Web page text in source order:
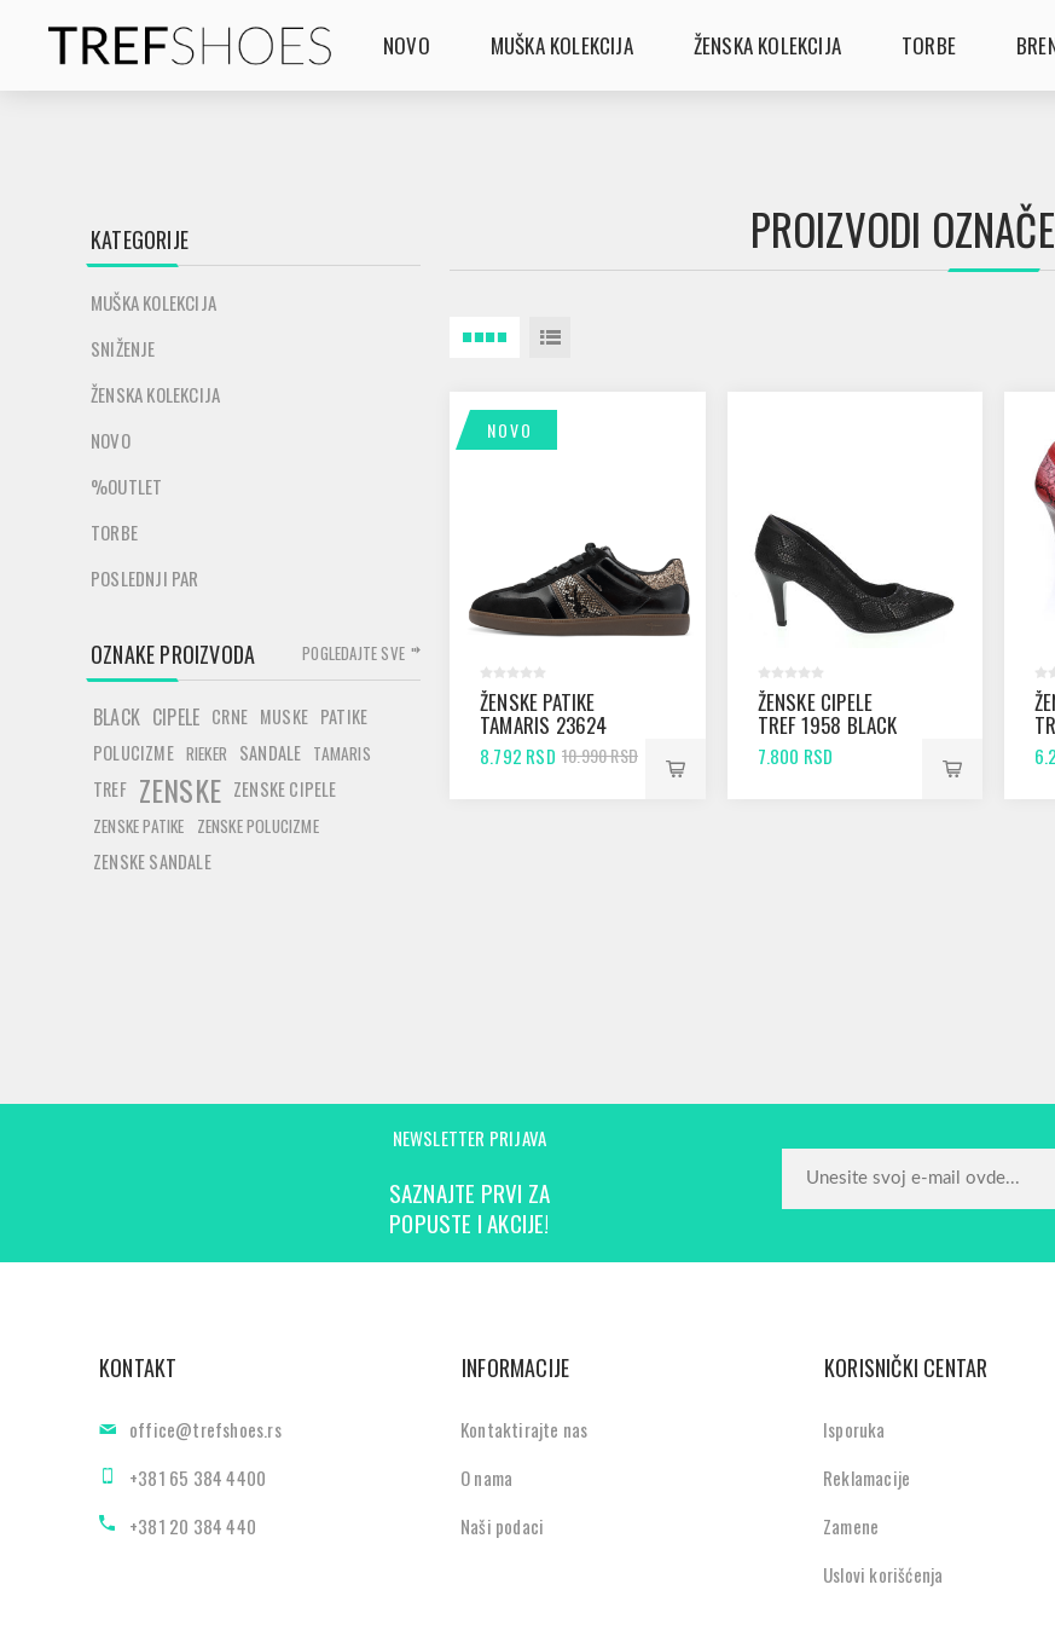
NOVO MUŠKA KOLEKCIJA ŽENSKA KOLEKCIJA TORBE
PROIZVODI
NOVO
ŽENSKE PATIKE
TAMARIS 23624
BLACK SNAKE
8.792 RSD 10.990 RSD
ŽENSKE CIPELE
TREF 1958 BLACK
SNAKE
7.800 RSD
KATEGORIJE
MUŠKA KOLEKCIJA
SNIŽENJE
ŽENSKA KOLEKCIJA
NOVO
%OUTLET
TORBE
POSLEDNJI PAR
OZNAKE PROIZVODA
BLACK CIPELE CRNE MUSKE PATIKE
POLUCIZME RIEKER SANDALE TAMARIS
TREF ZENSKE ZENSKE CIPELE
ZENSKE PATIKE ZENSKE POLUCIZME
ZENSKE SANDALE
POGLEDAJTE SVE
NEWSLETTER PRIJAVA
SAZNAJTE PRVI ZA
POPUSTE I AKCIJE!
KONTAKT
office@trefshoes.rs
+381 65 384 4400
+381 20 384 440
INFORMACIJE
Kontaktirajte nas
O nama
Naši podaci
KORISNIČKI CENTAR
Isporuka
Reklamacije
Zamene
Uslovi korišćenja